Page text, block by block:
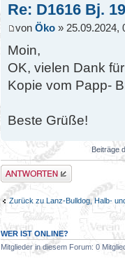
Re: D1616 Bj.
von Öko » 25.09.2024,
Moin,
OK, vielen Dank
Kopie vom Papp-
Beste Grüße!
Beiträge
Antwort erstellen
Zurück zu Lanz-Bulldog, Halb-
WER IST ONLINE?
Mitglieder in diesem Forum: 0